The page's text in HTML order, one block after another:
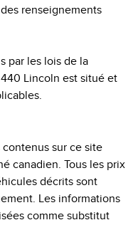
renseignements
par les lois de la
Lincoln est situé et
sur ce site
canadien. Tous les prix
décrits sont
Les informations
comme substitut